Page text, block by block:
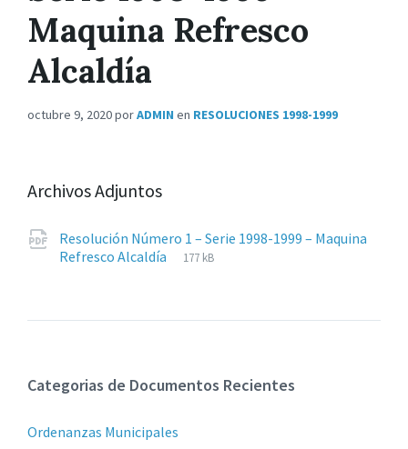
Maquina Refresco
Alcaldía
octubre 9, 2020porADMIN en RESOLUCIONES 1998-1999
Archivos Adjuntos
Resolución Número 1 – Serie 1998-1999 – Maquina
Refresco Alcaldía
Extensiones
pdf
Tamaño
177 kB
Categorias de Documentos Recientes
Ordenanzas Municipales